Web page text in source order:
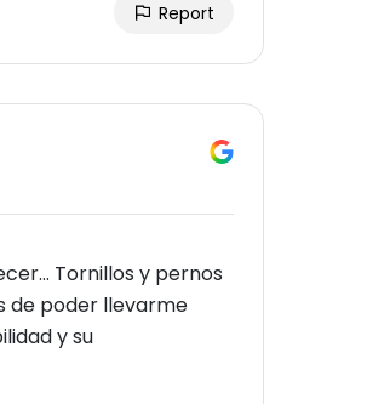
Report
Tornillos y pernos
de poder llevarme
y su